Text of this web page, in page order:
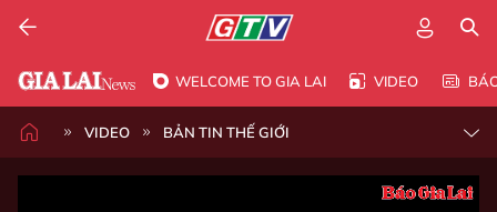
WELCOME TO GIA LAI VIDEO
VIDEO BẢN TIN THẾ GIỚI